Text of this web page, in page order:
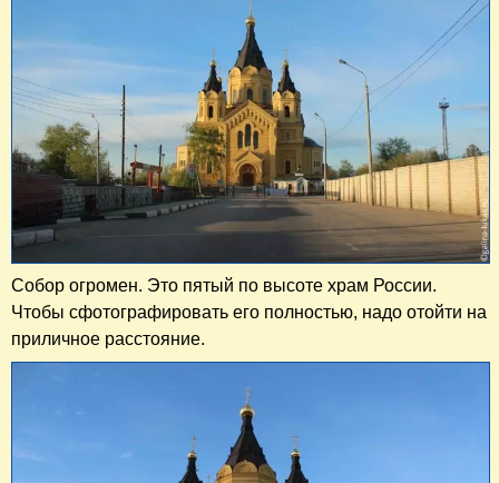
Собор огромен. Это пятый по высоте храм России.
Чтобы сфотографировать его полностью, надо отойти на
приличное расстояние.